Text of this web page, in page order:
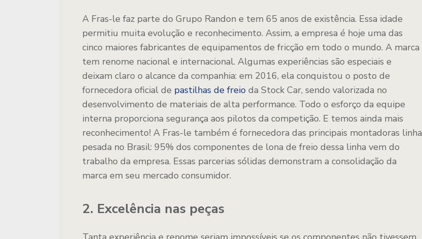
A Fras-le faz parte do Grupo Randon e tem 65 anos de existência. Essa idade
permitiu muita evolução e reconhecimento. Assim, a empresa é hoje uma das
cinco maiores fabricantes de equipamentos de fricção em todo o mundo. A marca
tem renome nacional e internacional. Algumas experiências são especiais e
deixam claro o alcance da companhia: em 2016, ela conquistou o posto de
fornecedora oficial de pastilhas de freio da Stock Car, sendo valorizada no
desenvolvimento de materiais de alta performance. Todo o esforço da equipe
interna proporciona segurança aos pilotos da competição. E temos ainda mais
reconhecimento! A Fras-le também é fornecedora das principais montadoras linha
pesada no Brasil: 95% dos componentes de lona de freio dessa linha vem do
trabalho da empresa. Essas parcerias sólidas demonstram a consolidação da
marca em seu mercado consumidor.
2. Excelência nas peças